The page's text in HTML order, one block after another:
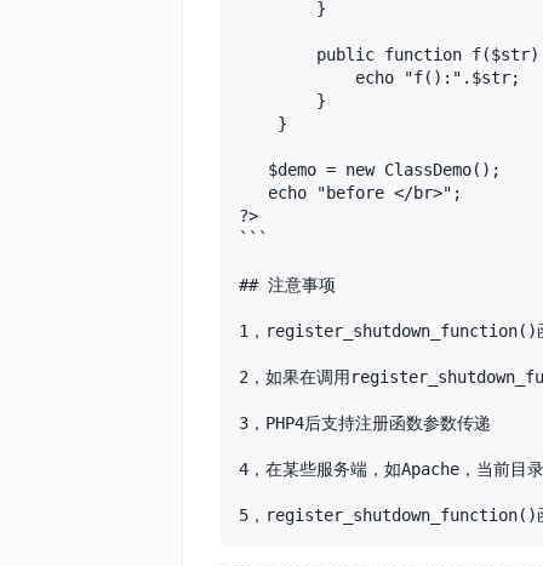
        }
public function f($str)
            echo "f():".$str;
        }
    }
   $demo = new ClassDemo();
   echo "before </br>";
?>
```
## 注意事项
1，register_shutdown_function()函
2，如果在调用
3，PHP4后支持注册函数参数传递
4，在某些服务端，如Apache，当前
5，register_shutdown_function()